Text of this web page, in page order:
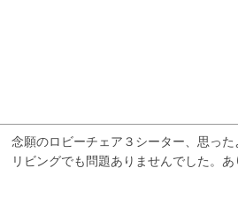
念願のロビーチェア３シーター、思っ
リビングでも問題ありませんでした。あ